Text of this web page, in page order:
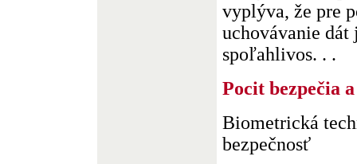
vyplýva, že pre
uchovávanie
spoľahlivos. . .
Pocit bezpečia
Biometrická
bezpečnosť